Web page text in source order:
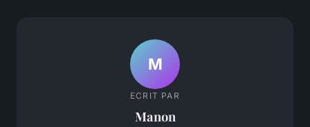
M
ECRIT PAR
Manon